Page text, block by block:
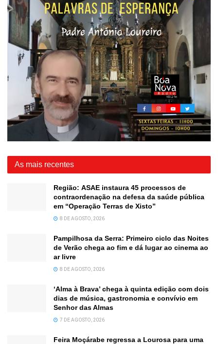
As mais recentes
Região: ASAE instaura 45 processos de
contraordenação na defesa da saúde pública
em “Operação Terras de Xisto”
8 DE AGOSTO, 2026
Pampilhosa da Serra: Primeiro ciclo das Noites
de Verão chega ao fim e dá lugar ao cinema ao
ar livre
8 DE AGOSTO, 2026
‘Alma à Brava’ chega à quinta edição com dois
dias de música, gastronomia e convívio em
Senhor das Almas
7 DE AGOSTO, 2026
Feira Moçárabe regressa a Lourosa para uma